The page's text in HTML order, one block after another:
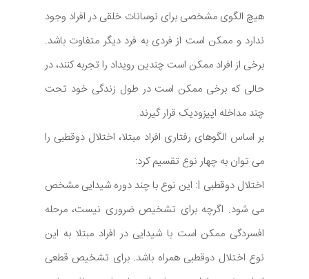
هیچ الگوی مشخصی برای نوسانات خلقی در افراد وجود
ندارد و ممکن است از فردی به فرد دیگر متفاوت باشد.
برخی از افراد ممکن است چندین رویداد را تجربه کنند، در
حالی که برخی ممکن است در طول زندگی خود تحت
چند مداخله اپیزودیک قرار گیرند.
بر اساس الگوهای رفتاری افراد مبتلا، اختلال دوقطبی را
می توان به چهار نوع تقسیم کرد:
اختلال دوقطبی I: این نوع با چند دوره شیدایی مشخص
می شود. اگرچه برای تشخیص ضروری نیست، مرحله
افسردگی ممکن است با شیدایی در افراد مبتلا به این
نوع اختلال دوقطبی همراه باشد. برای تشخیص قطعی